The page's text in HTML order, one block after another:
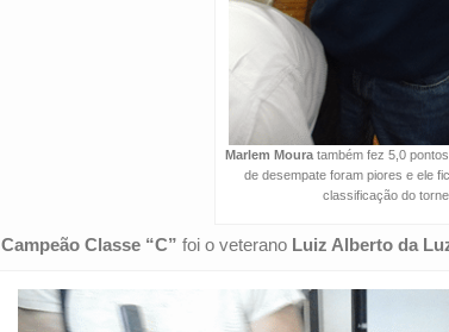
Marlem Moura também fez 5,0
de desempate foram piores e ele
classificação do
Campeão Classe “C” foi o veterano Luiz Alberto da